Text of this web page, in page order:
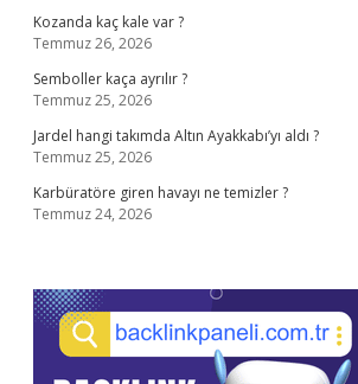
Kozanda kaç kale var ?
Temmuz 26, 2026
Semboller kaça ayrılır ?
Temmuz 25, 2026
Jardel hangi takımda Altın Ayakkabı’yı aldı ?
Temmuz 25, 2026
Karbüratöre giren havayı ne temizler ?
Temmuz 24, 2026